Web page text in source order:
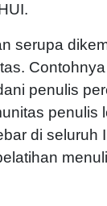
serupa
penulis
penulis
di seluruh